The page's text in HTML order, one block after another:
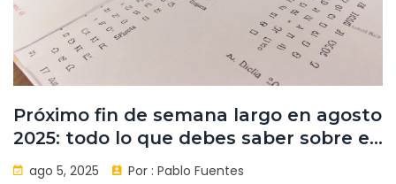
Próximo fin de semana largo en agosto
2025: todo lo que debes saber sobre el
feriado de San Martín y el Día del Niño
ago 5, 2025 Por : Pablo Fuentes